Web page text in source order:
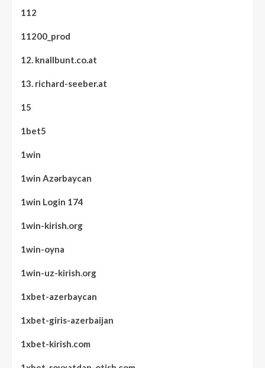
112
11200_prod
12. knallbunt.co.at
13. richard-seeber.at
15
1bet5
1win
1win Azərbaycan
1win Login 174
1win-kirish.org
1win-oyna
1win-uz-kirish.org
1xbet-azerbaycan
1xbet-giris-azerbaijan
1xbet-kirish.com